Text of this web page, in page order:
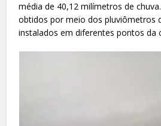
média de 40,12 milímetros de
obtidos por meio dos pluviômetros
instalados em diferentes pontos da